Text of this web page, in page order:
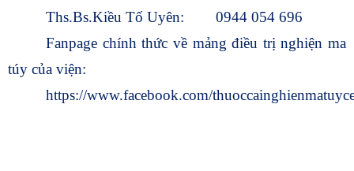
Ths.Bs.Kiều Tố Uyên: 0944 054 696
Fanpage chính thức về mảng điều trị nghiện ma
túy của viện:
https://www.facebook.com/